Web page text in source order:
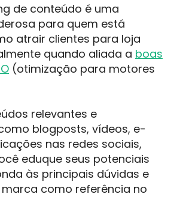
de conteúdo é uma
para quem está
atrair clientes para loja
quando aliada a boas
(otimização para motores
relevantes e
blogposts, vídeos, e-
nas redes sociais,
eduque seus potenciais
às principais dúvidas e
como referência no